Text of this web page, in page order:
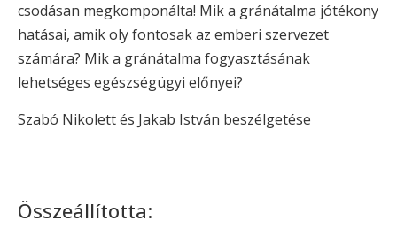
csodásan megkomponálta! Mik a gránátalma jótékony
hatásai, amik oly fontosak az emberi szervezet
számára? Mik a gránátalma fogyasztásának
lehetséges egészségügyi előnyei?
Szabó Nikolett és Jakab István beszélgetése
Összeállította: